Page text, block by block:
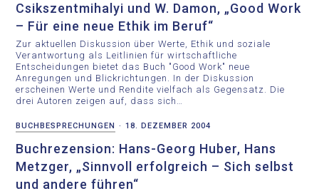
Csikszentmihalyi und W. Damon, „Good Work
– Für eine neue Ethik im Beruf“
Zur aktuellen Diskussion über Werte, Ethik und soziale
Verantwortung als Leitlinien für wirtschaftliche
Entscheidungen bietet das Buch "Good Work" neue
Anregungen und Blickrichtungen. In der Diskussion
erscheinen Werte und Rendite vielfach als Gegensatz. Die
drei Autoren zeigen auf, dass sich…
BUCHBESPRECHUNGEN · 18. DEZEMBER 2004
Buchrezension: Hans-Georg Huber, Hans
Metzger, „Sinnvoll erfolgreich – Sich selbst
und andere führen“